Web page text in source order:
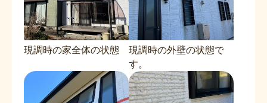
現調時の家全体の状態
現調時の外壁の状態で
す。